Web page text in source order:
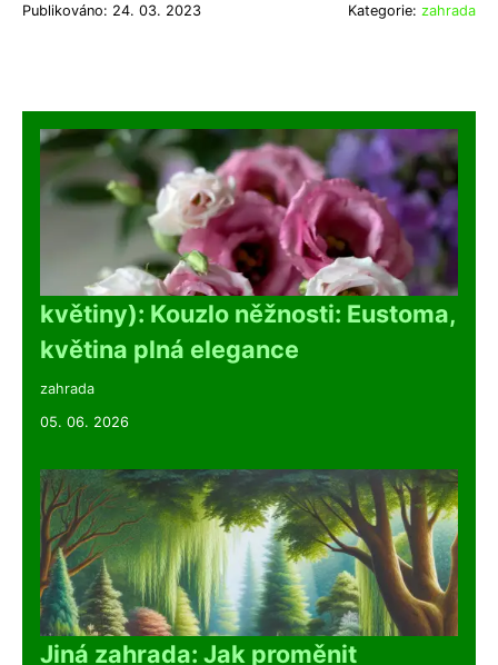
Publikováno: 24. 03. 2023 Kategorie: zahrada
květiny): Kouzlo něžnosti: Eustoma,
květina plná elegance
zahrada
05. 06. 2026
Jiná zahrada: Jak proměnit